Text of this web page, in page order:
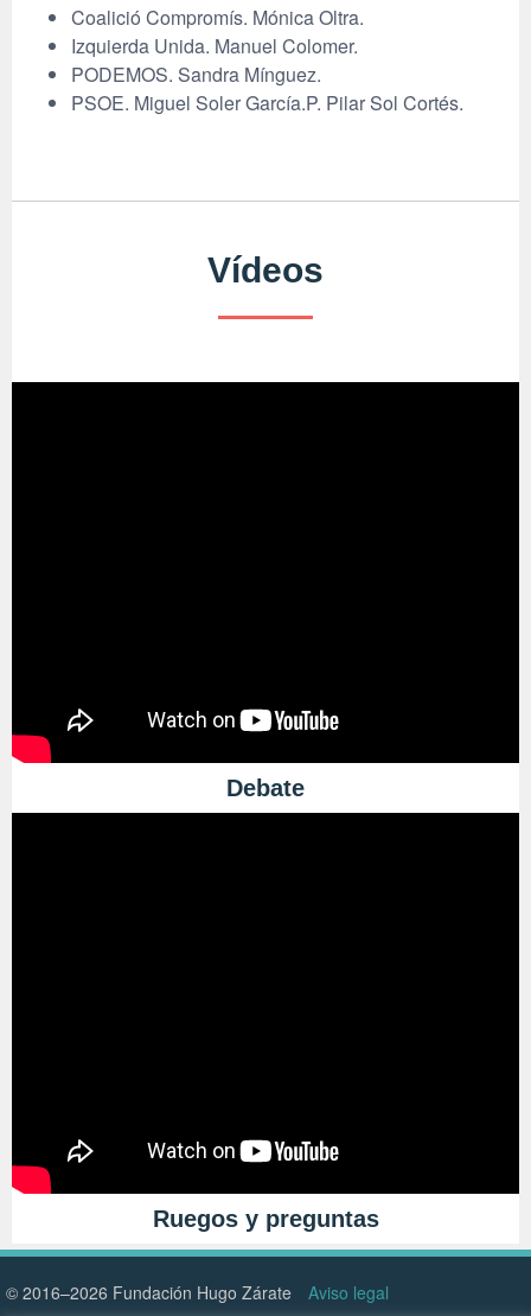
Coalició Compromís. Mónica Oltra.
Izquierda Unida. Manuel Colomer.
PODEMOS. Sandra Mínguez.
PSOE. Miguel Soler García.P. Pilar Sol Cortés.
Vídeos
Debate
Ruegos y preguntas
© 2016–2026 Fundación Hugo Zárate Aviso legal